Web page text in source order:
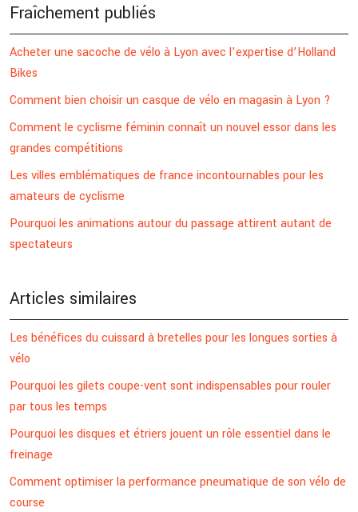
Fraîchement publiés
Acheter une sacoche de vélo à Lyon avec l’expertise d’Holland
Bikes
Comment bien choisir un casque de vélo en magasin à Lyon ?
Comment le cyclisme féminin connaît un nouvel essor dans les
grandes compétitions
Les villes emblématiques de france incontournables pour les
amateurs de cyclisme
Pourquoi les animations autour du passage attirent autant de
spectateurs
Articles similaires
Les bénéfices du cuissard à bretelles pour les longues sorties à
vélo
Pourquoi les gilets coupe-vent sont indispensables pour rouler
par tous les temps
Pourquoi les disques et étriers jouent un rôle essentiel dans le
freinage
Comment optimiser la performance pneumatique de son vélo de
course